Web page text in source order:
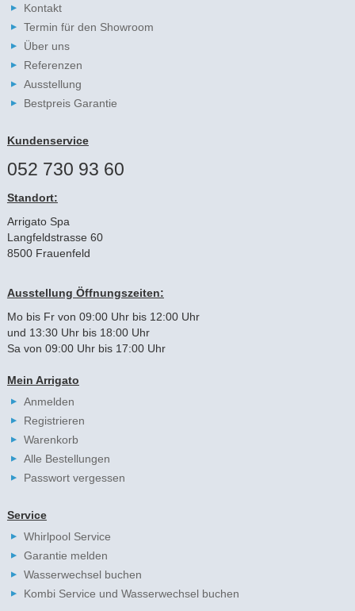
Kontakt
Termin für den Showroom
Über uns
Referenzen
Ausstellung
Bestpreis Garantie
Kundenservice
052 730 93 60
Standort:
Arrigato Spa
Langfeldstrasse 60
8500 Frauenfeld
Ausstellung Öffnungszeiten:
Mo bis Fr von 09:00 Uhr bis 12:00 Uhr
und 13:30 Uhr bis 18:00 Uhr
Sa von 09:00 Uhr bis 17:00 Uhr
Mein Arrigato
Anmelden
Registrieren
Warenkorb
Alle Bestellungen
Passwort vergessen
Service
Whirlpool Service
Garantie melden
Wasserwechsel buchen
Kombi Service und Wasserwechsel buchen